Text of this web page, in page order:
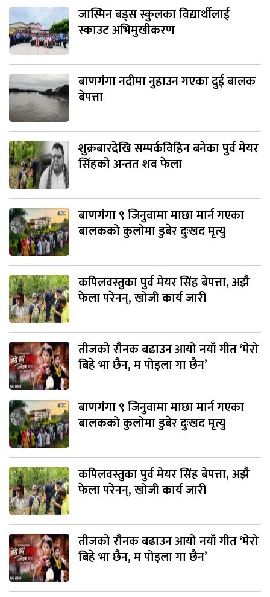
जास्मिन बड्स स्कुलका विद्यार्थीलाई
स्काउट अभिमुखीकरण
बाणगंगा नदीमा नुहाउन गएका दुई बालक
बेपत्ता
शुक्रबारदेखि सम्पर्कविहिन बनेका पुर्व मेयर
सिंहको अन्तत शव फेला
बाणगंगा ९ जिनुवामा माछा मार्न गएका
बालकको कुलोमा डुबेर दुःखद मृत्यु
कपिलवस्तुका पुर्व मेयर सिंह बेपत्ता, अझै
फेला परेनन्, खोजी कार्य जारी
तीजको रौनक बढाउन आयो नयाँ गीत ‘मेरो
बिहे भा छैन, म पोइला गा छैन’
बाणगंगा ९ जिनुवामा माछा मार्न गएका
बालकको कुलोमा डुबेर दुःखद मृत्यु
कपिलवस्तुका पुर्व मेयर सिंह बेपत्ता, अझै
फेला परेनन्, खोजी कार्य जारी
तीजको रौनक बढाउन आयो नयाँ गीत ‘मेरो
बिहे भा छैन, म पोइला गा छैन’